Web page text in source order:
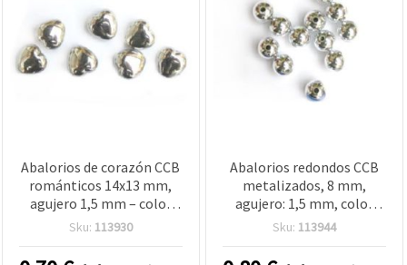
Abalorios de corazón CCB
románticos 14x13 mm,
agujero 1,5 mm – color
plata, 10 uds para diseños
Sku: 113930
Abalorios redondos CCB
metalizados, 8 mm,
agujero: 1,5 mm, color
plata – 20 g (~72 uds.)
Sku: 113944